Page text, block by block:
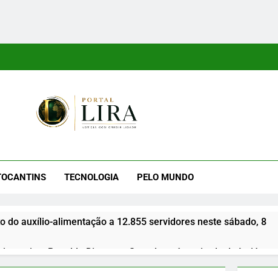
E Uma Boa Experiência Para O Leitor.
TECNOLOGIA PELO MUNDO
do auxílio-alimentação a 12.855 servidores neste sábado, 8
apoio a Ronaldo Dimas ao Senado após retirada de Irajá